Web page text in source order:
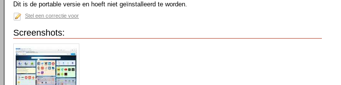
Dit is de portable versie en hoeft niet geïnstalleerd te worden.
Stel een correctie voor
Screenshots: